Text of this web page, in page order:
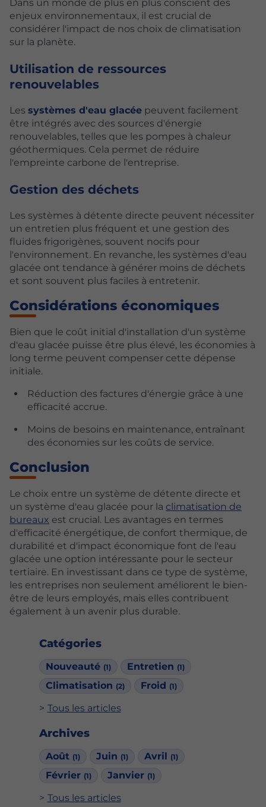
Catégories
Nouveauté (1) Entretien (1)
Climatisation (2) Froid (1)
Tous les articles
Archives
Août (1) Juin (1) Avril (1)
Février (1) Janvier (1)
Tous les articles
Dans un monde de plus en plus conscient des
enjeux environnementaux, il est crucial de
considérer l'impact de nos choix de climatisation
sur la planète.
Utilisation de ressources
renouvelables
Les systèmes d'eau glacée peuvent facilement
être intégrés avec des sources d'énergie
renouvelables, telles que les pompes à chaleur
géothermiques. Cela permet de réduire
l'empreinte carbone de l'entreprise.
Gestion des déchets
Les systèmes à détente directe peuvent nécessiter
un entretien plus fréquent et une gestion des
fluides frigorigènes, souvent nocifs pour
l'environnement. En revanche, les systèmes d'eau
glacée ont tendance à générer moins de déchets
et sont souvent plus faciles à entretenir.
Considérations économiques
Bien que le coût initial d'installation d'un système
d'eau glacée puisse être plus élevé, les économies à
long terme peuvent compenser cette dépense
initiale.
Réduction des factures d'énergie grâce à une
efficacité accrue.
Moins de besoins en maintenance, entraînant
des économies sur les coûts de service.
Conclusion
Le choix entre un système de détente directe et
un système d'eau glacée pour la climatisation de
bureaux est crucial. Les avantages en termes
d'efficacité énergétique, de confort thermique, de
durabilité et d'impact économique font de l'eau
glacée une option intéressante pour le secteur
tertiaire. En investissant dans ce type de système,
les entreprises non seulement améliorent le bien-
être de leurs employés, mais elles contribuent
également à un avenir plus durable.